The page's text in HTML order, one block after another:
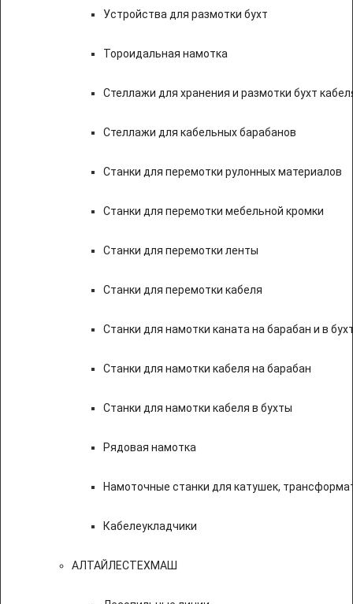
Устройства для размотки бухт
Тороидальная намотка
Стеллажи для хранения и размотки бухт
Стеллажи для кабельных барабанов
Станки для перемотки рулонных материалов
Станки для перемотки мебельной кромки
Станки для перемотки ленты
Станки для перемотки кабеля
Станки для намотки каната на барабан и в
Станки для намотки кабеля на барабан
Станки для намотки кабеля в бухты
Рядовая намотка
Намоточные станки для катушек,
Кабелеукладчики
АЛТАЙЛЕСТЕХМАШ